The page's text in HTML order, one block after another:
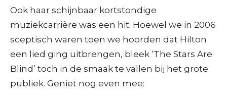
Ook haar schijnbaar kortstondige
muziekcarrière was een hit. Hoewel we in 2006
sceptisch waren toen we hoorden dat Hilton
een lied ging uitbrengen, bleek ‘The Stars Are
Blind’ toch in de smaak te vallen bij het grote
publiek. Geniet nog even mee: